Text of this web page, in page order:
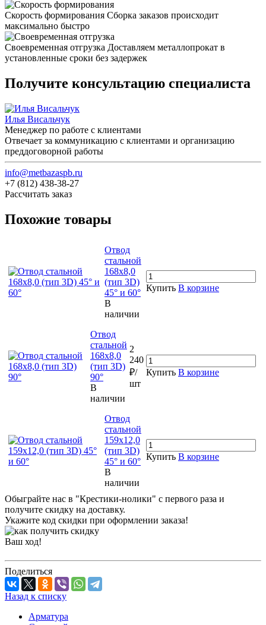
Скорость формирования Сборка заказов происходит
максимально быстро
Своевременная отгрузка Доставляем металлопрокат в
установленные сроки без задержек
Получите консультацию специалиста
Илья Висальчук
Менеджер по работе с клиентами
Отвечает за коммуникацию с клиентами и организацию
преддоговорной работы
info@metbazaspb.ru
+7 (812) 438-38-27
Рассчитать заказ
Похожие товары
Отвод
стальной
168х8,0
(тип 3D)
45° и 60°
В
наличии
Купить В корзине
Отвод
стальной
168х8,0
(тип 3D)
90°
В
наличии
2
240
₽/
шт
Купить В корзине
Отвод
стальной
159х12,0
(тип 3D)
45° и 60°
В
наличии
Купить В корзине
Обыграйте нас в "Крестики-нолики" с первого раза и
получите скидку на доставку.
Укажите код скидки при оформлении заказа!
Ваш ход!
Поделиться
Назад к списку
Арматура